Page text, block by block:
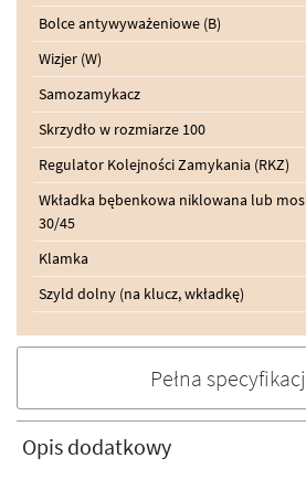
Bolce antywyważeniowe (B)
Wizjer (W)
Samozamykacz
Skrzydło w rozmiarze 100
Regulator Kolejności Zamykania (RKZ)
Wkładka bębenkowa niklowana lub
30/45
Klamka
Szyld dolny (na klucz, wkładkę)
Pełna
Opis dodatkowy